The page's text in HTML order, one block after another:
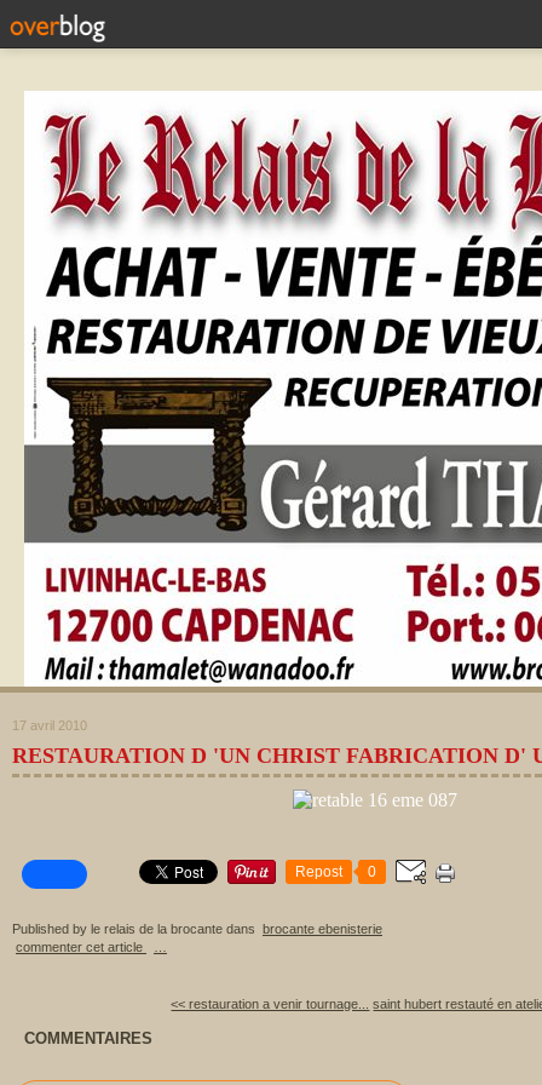
17 avril 2010
RESTAURATION D 'UN CHRIST FABRICATION D'
Repost 0
Published by le relais de la brocante dans brocante ebenisterie
commenter cet article
<< restauration a venir tournage... saint hubert restauté en
COMMENTAIRES